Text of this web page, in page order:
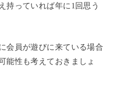
持っていれば年に1回思う
会員が遊びに来ている場合
能性も考えておきましょ